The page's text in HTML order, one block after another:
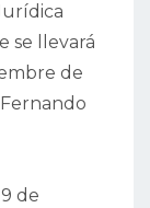
se llevará
de
de